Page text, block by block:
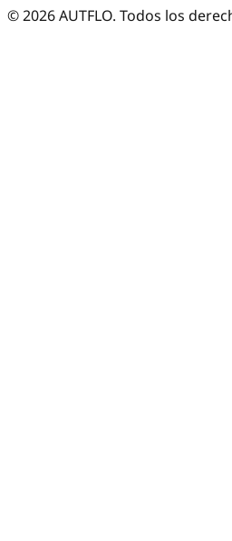
©2026AUTFLO. Todos los